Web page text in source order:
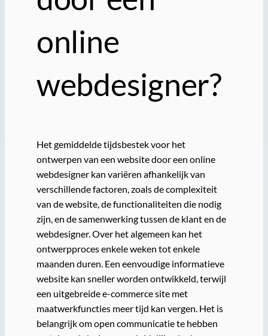
online
webdesigner?
Het gemiddelde tijdsbestek voor het
ontwerpen van een website door een online
webdesigner kan variëren afhankelijk van
verschillende factoren, zoals de complexiteit
van de website, de functionaliteiten die nodig
zijn, en de samenwerking tussen de klant en de
webdesigner. Over het algemeen kan het
ontwerpproces enkele weken tot enkele
maanden duren. Een eenvoudige informatieve
website kan sneller worden ontwikkeld, terwijl
een uitgebreide e-commerce site met
maatwerkfuncties meer tijd kan vergen. Het is
belangrijk om open communicatie te hebben